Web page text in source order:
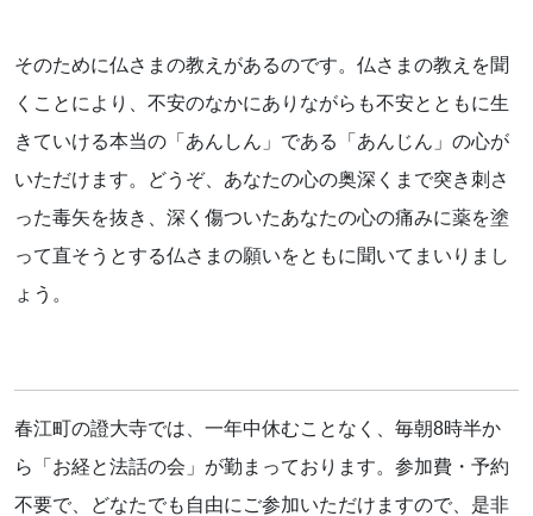
そのために仏さまの教えがあるのです。仏さまの教えを聞
くことにより、不安のなかにありながらも不安とともに生
きていける本当の「あんしん」である「あんじん」の心が
いただけます。どうぞ、あなたの心の奥深くまで突き刺さ
った毒矢を抜き、深く傷ついたあなたの心の痛みに薬を塗
って直そうとする仏さまの願いをともに聞いてまいりまし
ょう。
春江町の證大寺では、一年中休むことなく、毎朝8時半か
ら「お経と法話の会」が勤まっております。参加費・予約
不要で、どなたでも自由にご参加いただけますので、是非